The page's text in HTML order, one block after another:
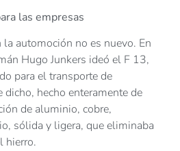
las empresas
automoción no es nuevo. En
Hugo Junkers ideó el F 13,
para el transporte de
dicho, hecho enteramente de
de aluminio, cobre,
sólida y ligera, que eliminaba
hierro.